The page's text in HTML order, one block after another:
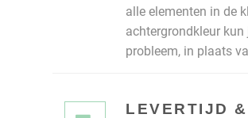
alle elementen in de
achtergrondkleur
probleem, in plaats
LEVERTIJD